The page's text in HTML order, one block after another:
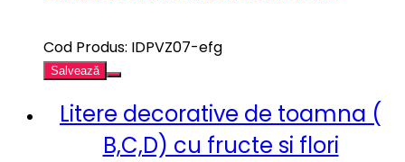
Cod Produs: IDPVZ07-efg
Salvează
Litere decorative de toamna (
B,C,D) cu fructe si flori